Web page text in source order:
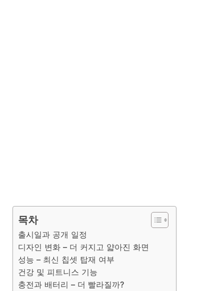
목차
출시일과 공개 일정
디자인 변화 – 더 커지고 얇아진 화면
성능 – 최신 칩셋 탑재 여부
건강 및 피트니스 기능
충전과 배터리 – 더 빨라질까?